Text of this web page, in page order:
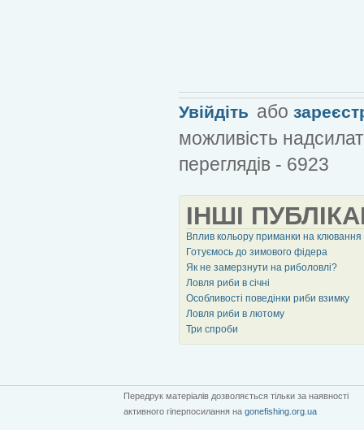
Увійдіть або
можливість
переглядів - 6923
ІНШІ
Вплив кольору приманки на
Готуємось до зимового фідера
Як не замерзнути на риболовлі?
Ловля риби в січні
Особливості поведінки риби взимку
Ловля риби в лютому
Три спроби
Передрук матеріалів дозволяється тільки за наявності
активного гіперпосилання на gonefishing.org.ua